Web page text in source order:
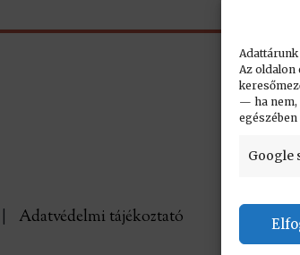
Az oldalon
— ha nem,
Google
Adatvédelmi tájékoztató